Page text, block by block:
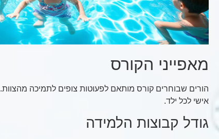
מאפייני הקורס
הורים שבוחרים קורס מותאם לפעוטות צופים לתמיכה מהצוות.
אישי לכל ילד.
גודל קבוצות הלמידה